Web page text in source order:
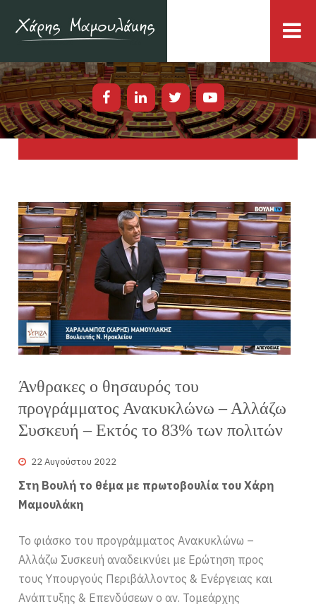
Άνθρακες ο θησαυρός του
προγράμματος Ανακυκλώνω – Αλλάζω
Συσκευή – Εκτός το 83% των πολιτών
22 Αυγούστου 2022
Στη Βουλή το θέμα με πρωτοβουλία του Χάρη
Μαμουλάκη
Το φιάσκο του προγράμματος Ανακυκλώνω –
Αλλάζω Συσκευή αναδεικνύει με Ερώτηση προς
τους Υπουργούς Περιβάλλοντος & Ενέργειας και
Ανάπτυξης & Επενδύσεων ο αν. Τομεάρχης